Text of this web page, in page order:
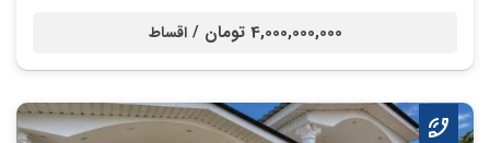
4,000,000,000 تومان / اقساط